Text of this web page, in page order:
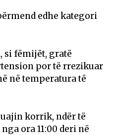
edhe kategori
si fëmijët, gratë
por të rrezikuar
në temperatura të
korrik, ndër të
ora 11:00 deri në